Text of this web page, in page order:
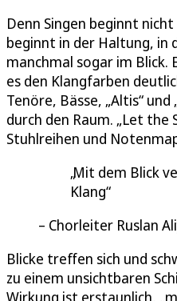
Denn Singen beginnt
beginnt in der Haltung, in
manchmal sogar im Blick.
es den Klangfarben
Tenöre, Bässe, „Altis“
durch den Raum. „Let the
Stuhlreihen und
Mit dem Blick
Klang
Chorleiter Ruslan
Blicke treffen sich und
zu einem unsichtbaren
Wirkung ist erstaunlich,